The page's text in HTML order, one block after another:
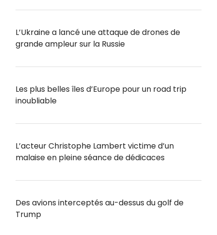
L’Ukraine a lancé une attaque de drones de
grande ampleur sur la Russie
Les plus belles îles d’Europe pour un road trip
inoubliable
L’acteur Christophe Lambert victime d’un
malaise en pleine séance de dédicaces
Des avions interceptés au-dessus du golf de
Trump